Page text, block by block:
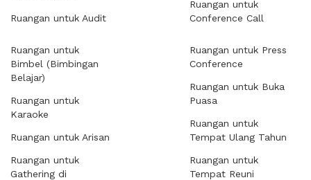
Ruangan untuk Audit
Ruangan untuk
Conference Call
Ruangan untuk
Bimbel (Bimbingan
Belajar)
Ruangan untuk
Karaoke
Ruangan untuk Arisan
Ruangan untuk
Gathering di
Ruangan untuk Press
Conference
Ruangan untuk Buka
Puasa
Ruangan untuk
Tempat Ulang Tahun
Ruangan untuk
Tempat Reuni